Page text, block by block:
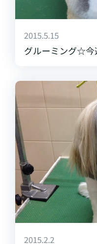
2015.5.15
グルーミング☆
2015.2.2